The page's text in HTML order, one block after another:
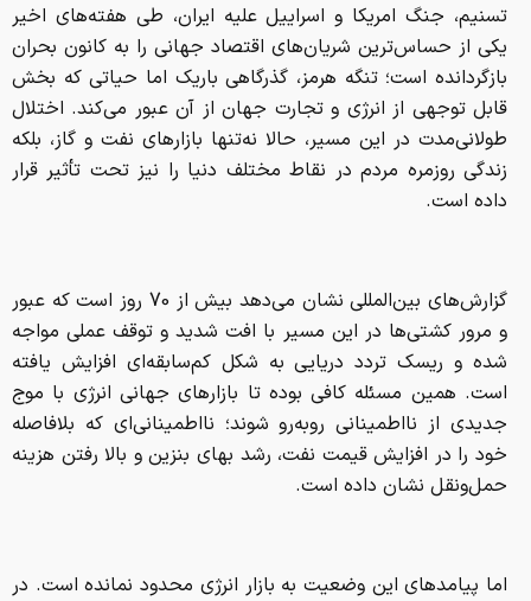
تسنیم، جنگ امریکا و اسراییل علیه ایران، طی هفته‌های اخیر
یکی از حساس‌ترین شریان‌های اقتصاد جهانی را به کانون بحران
بازگردانده است؛ تنگه هرمز، گذرگاهی باریک اما حیاتی که بخش
قابل توجهی از انرژی و تجارت جهان از آن عبور می‌کند. اختلال
طولانی‌مدت در این مسیر، حالا نه‌تنها بازارهای نفت و گاز، بلکه
زندگی روزمره مردم در نقاط مختلف دنیا را نیز تحت تأثیر قرار
داده است.
گزارش‌های بین‌المللی نشان می‌دهد بیش از 70 روز است که عبور
و مرور کشتی‌ها در این مسیر با افت شدید و توقف عملی مواجه
شده و ریسک تردد دریایی به شکل کم‌سابقه‌ای افزایش یافته
است. همین مسئله کافی بوده تا بازارهای جهانی انرژی با موج
جدیدی از نااطمینانی روبه‌رو شوند؛ نااطمینانی‌ای که بلافاصله
خود را در افزایش قیمت نفت، رشد بهای بنزین و بالا رفتن هزینه
حمل‌ونقل نشان داده است.
اما پیامدهای این وضعیت به بازار انرژی محدود نمانده است. در